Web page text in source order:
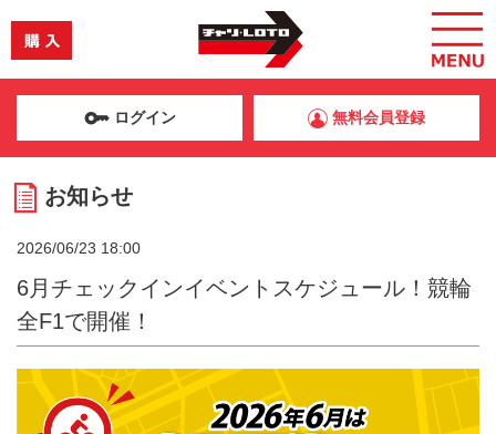
ログイン 無料会員登録
お知らせ
2026/06/23 18:00
6月チェックインイベントスケジュール！競輪
全F1で開催！